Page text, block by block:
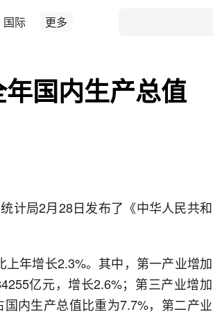
国际 更多
国内生产总值
计局2月28日发布了《中华人民共和
年增长2.3%。其中，第一产业增加
亿元，增长2.6%；第三产业增加
内生产总值比重为7.7%，第二产业